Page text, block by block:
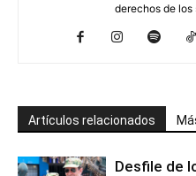
derechos de los
Artículos relacionados
Desfile de